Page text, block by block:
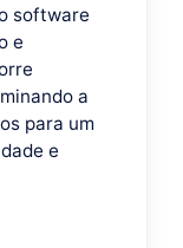
software
e
a
para um
e